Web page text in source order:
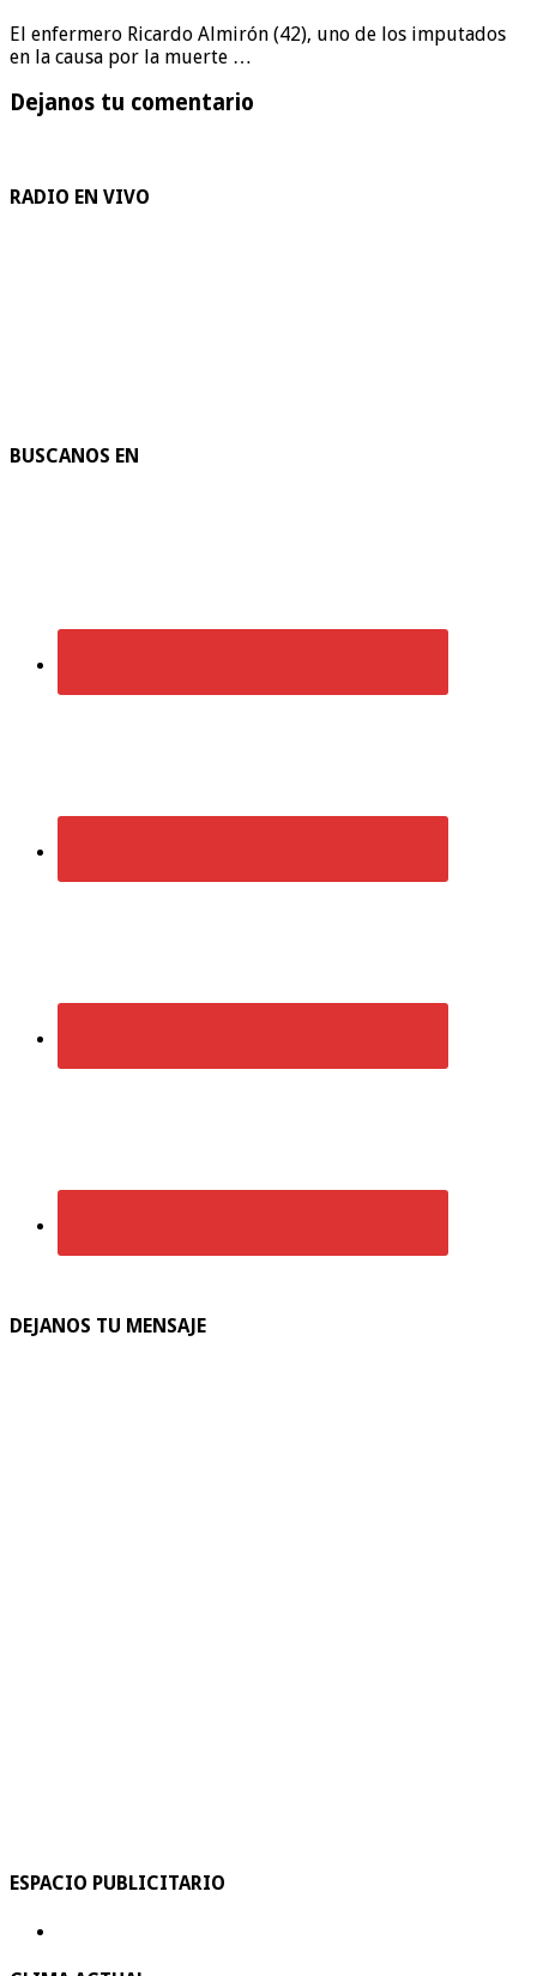
El enfermero Ricardo Almirón (42), uno de los imputados
en la causa por la muerte …
Dejanos tu comentario
RADIO EN VIVO
BUSCANOS EN
DEJANOS TU MENSAJE
ESPACIO PUBLICITARIO